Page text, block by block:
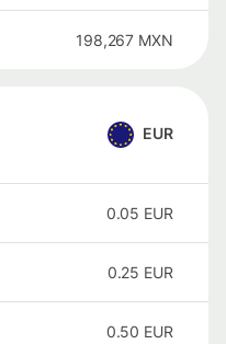
198,267 MXN
EUR
0.05 EUR
0.25 EUR
0.50 EUR